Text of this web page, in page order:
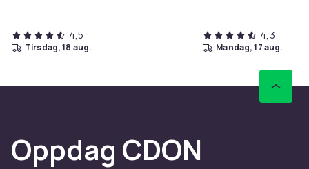
4,5
tirsdag, 18 aug.
4,3
mandag, 17 aug.
Oppdag CDON